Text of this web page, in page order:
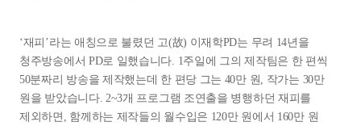
‘재피’라는 애칭으로 불렸던 고(故) 이재학PD는 무려 14년을
청주방송에서 PD로 일했습니다. 1주일에 그의 제작팀은 한 편씩
50분짜리 방송을 제작했는데 한 편당 그는 40만 원, 작가는 30만
원을 받았습니다. 2~3개 프로그램 조연출을 병행하던 재피를
제외하면, 함께하는 제작들의 월수입은 120만 원에서 160만 원